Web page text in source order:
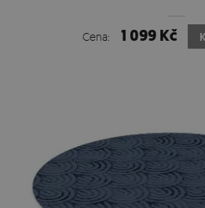
Cena: 1 099 Kč